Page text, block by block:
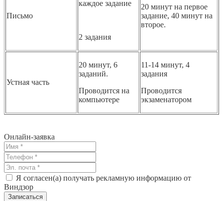
Письмо
каждое задание
2 задания
20 минут на первое
задание, 40 минут на
второе.
Устная часть
20 минут, 6
заданий.
Проводится на
компьютере
11-14 минут, 4
задания
Проводится
экзаменатором
Онлайн-заявка
Я согласен(а) получать рекламную информацию от
Виндзор